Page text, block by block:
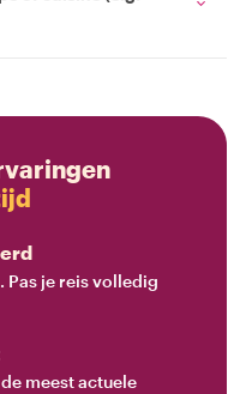
Pas je reis volledig
meest actuele